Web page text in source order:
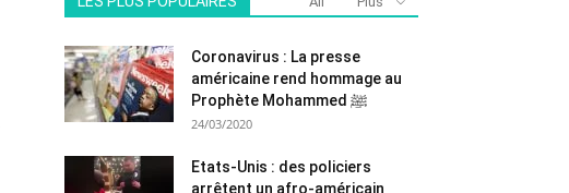
Coronavirus : La presse
américaine rend hommage au
Prophète Mohammed ﷺ
24/03/2020
Etats-Unis : des policiers
arrêtent un afro-américain